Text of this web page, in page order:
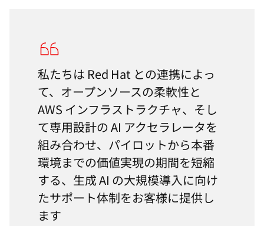
私たちは Red Hat との連携によっ
て、オープンソースの柔軟性と
AWS インフラストラクチャ、そし
て専用設計の AI アクセラレータを
組み合わせ、パイロットから本番
環境までの価値実現の期間を短縮
する、生成 AI の大規模導入に向け
たサポート体制をお客様に提供し
ます